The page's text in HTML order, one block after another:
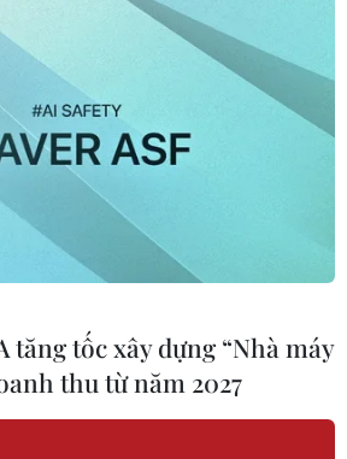
trên truyền
Nam Á "dậy
chỉ ra lý do
3-0, tuyển Việt
thế nhà vô địch
tăng tốc xây dựng “Nhà máy
thu từ năm 2027